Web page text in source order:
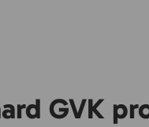
GVK